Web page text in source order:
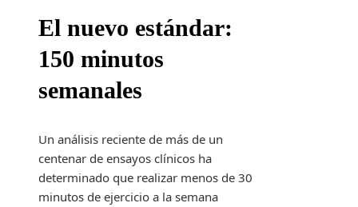
El nuevo estándar:
150 minutos
semanales
Un análisis reciente de más de un
centenar de ensayos clínicos ha
determinado que realizar menos de 30
minutos de ejercicio a la semana